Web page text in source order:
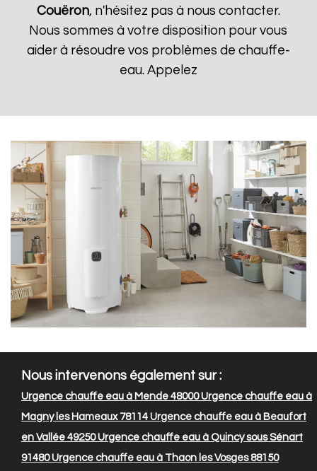
Couëron, n'hésitez pas à nous contacter.
Nous sommes à votre disposition pour vous
aider à résoudre vos problèmes de chauffe-
eau. Appelez
Nous intervenons également sur :
Urgence chauffe eau à Mende 48000Urgence chauffe eau à
Magny les Hameaux 78114 Urgence chauffe eau à Beaufort
en Vallée 49250Urgence chauffe eau à Quincy sous Sénart
91480Urgence chauffe eau à Thaon les Vosges 88150